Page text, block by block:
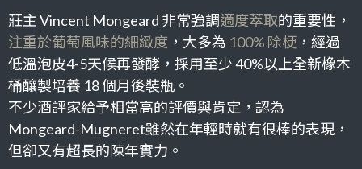
莊主 Vincent Mongeard 非常強調適度萃取的重要性，
注重於葡萄風味的細緻度 ，大多為 100% 除梗 ，經過
低溫泡皮4-5天候再發酵，採用至少40%以上全新橡木
桶釀製培養 18個月後裝瓶。
不少酒評家給予相當高的評價與肯定，認為
Mongeard-Mugneret雖然在年輕時就有很棒的表現，
但卻又有超長的陳年實力。